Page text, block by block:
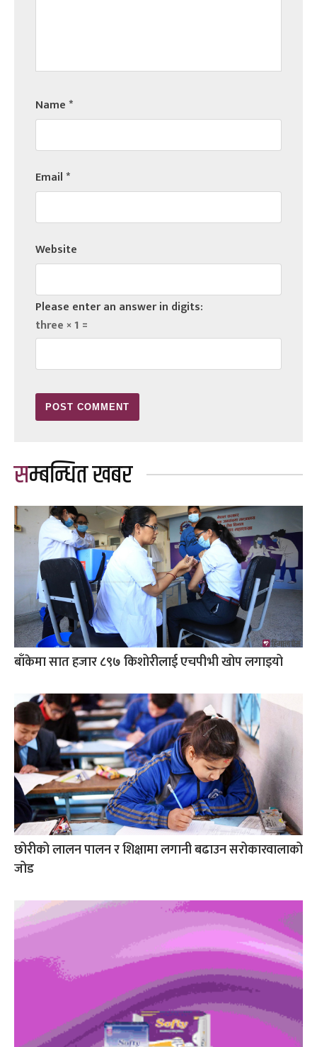
Name*
Email*
Website
Please enter an answer in digits:
three × 1 =
सम्बन्धित खबर
बाँकेमा सात हजार ८९७ किशोरीलाई एचपीभी खोप लगाइयो
छोरीको लालन पालन र शिक्षामा लगानी बढाउन सरोकारवालाको
जोड